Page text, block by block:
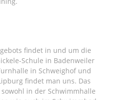
findet in und um die
Schule in Badenweiler
in Schweighof und
findet man uns. Das
in der Schwimmhalle